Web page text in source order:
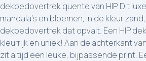
dekbedovertrek quente van HIP. Dit
mandala’s en bloemen, in de kleur
dekbedovertrek dat opvalt. Een HIP
kleurrijk en uniek! Aan de achterkant
zit altijd een leuke, bijpassende print.